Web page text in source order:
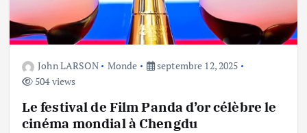
John LARSON Monde
septembre 12, 2025
504 views
Le festival de Film Panda d’or célèbre le
cinéma mondial à Chengdu